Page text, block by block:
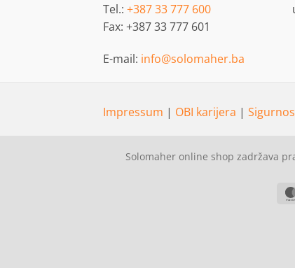
Tel.: +387 33 777 600
Fax: +387 33 777 601
E-mail: info@solomaher.ba
Impressum | OBI karijera |
Solomaher online shop zadržava